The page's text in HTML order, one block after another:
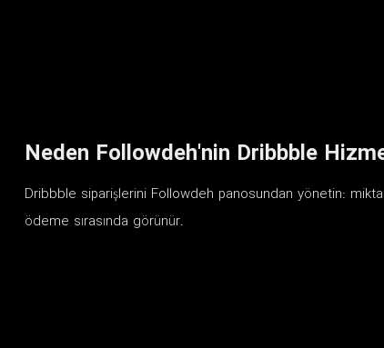
Neden Followdeh'nin Dribbble
Dribbble siparişlerini Followdeh panosundan yönetin:
ödeme sırasında görünür.